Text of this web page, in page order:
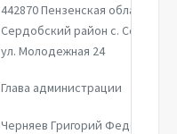
442870 Пензенская область
Сердобский район с.
ул. Молодежная 24
Глава администрации
Черняев Григорий Федорович